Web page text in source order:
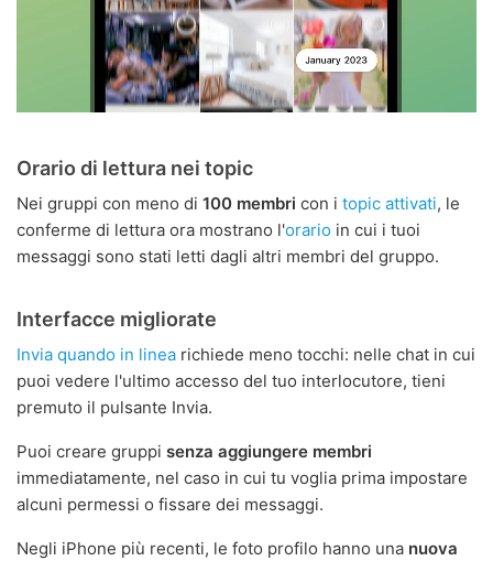
Orario di lettura nei topic
Nei gruppi con meno di 100 membri con i topic attivati, le
conferme di lettura ora mostrano l'orario in cui i tuoi
messaggi sono stati letti dagli altri membri del gruppo.
Interfacce migliorate
Invia quando in linea richiede meno tocchi: nelle chat in cui
puoi vedere l'ultimo accesso del tuo interlocutore, tieni
premuto il pulsante Invia.
Puoi creare gruppi senza aggiungere membri
immediatamente, nel caso in cui tu voglia prima impostare
alcuni permessi o fissare dei messaggi.
Negli iPhone più recenti, le foto profilo hanno una nuova